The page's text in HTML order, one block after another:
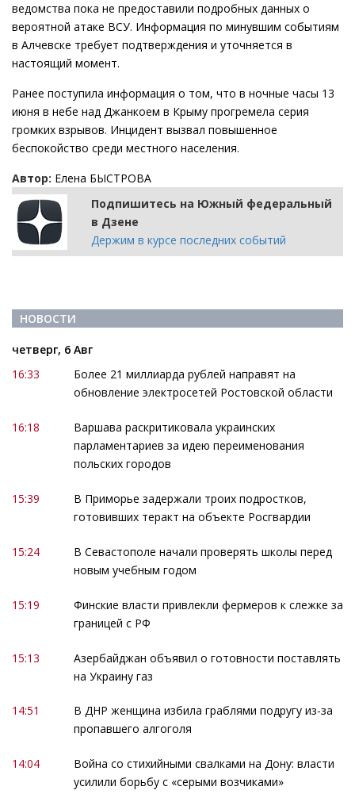
ведомства пока не предоставили подробных данных о
вероятной атаке ВСУ. Информация по минувшим событиям
в Алчевске требует подтверждения и уточняется в
настоящий момент.
Ранее поступила информация о том, что в ночные часы 13
июня в небе над Джанкоем в Крыму прогремела серия
громких взрывов. Инцидент вызвал повышенное
беспокойство среди местного населения.
Автор: Елена БЫСТРОВА
Подпишитесь на Южный федеральный
в Дзене
Держим в курсе последних событий
НОВОСТИ
четверг, 6 Авг
16:33
Более 21 миллиарда рублей направят на
обновление электросетей Ростовской области
16:18
Варшава раскритиковала украинских
парламентариев за идею переименования
польских городов
15:39
В Приморье задержали троих подростков,
готовивших теракт на объекте Росгвардии
15:24
В Севастополе начали проверять школы перед
новым учебным годом
15:19
Финские власти привлекли фермеров к слежке за
границей с РФ
15:13
Азербайджан объявил о готовности поставлять
на Украину газ
14:51
В ДНР женщина избила граблями подругу из-за
пропавшего алгоголя
14:04
Война со стихийными свалками на Дону: власти
усилили борьбу с «серыми возчиками»